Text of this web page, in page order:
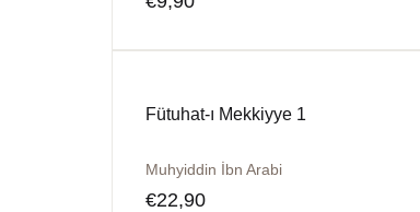
Fütuhat-ı Mekkiyye 1
Muhyiddin İbn Arabi
€22,90